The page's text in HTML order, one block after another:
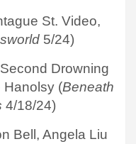
St. Video,
5/24)
Drowning
Hanolsy (Beneath
4/18/24)
Bell, Angela Liu